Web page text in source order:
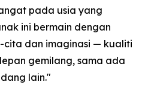
pada usia yang
ini bermain dengan
cita dan imaginasi — kualiti
gemilang, sama ada
lain."